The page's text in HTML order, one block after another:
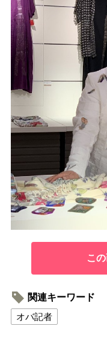
こ
関連キーワード
オバ記者